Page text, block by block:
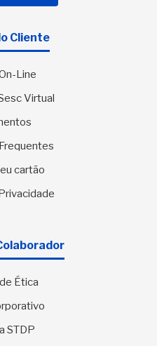
Cliente
Line
Virtual
cartão
Ética
STDP